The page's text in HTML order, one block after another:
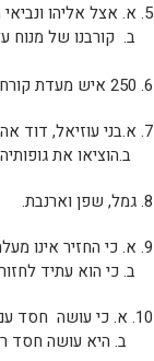
5. א. אצל אליהו ונביאי הבעל (מלכים א', יח)
ב. קורבנו של מנוח
6. 250 איש מעדת קורח שהקטירו אש זרה.(במדבר ט"ז, 38)
7. א.בני עוזיאל, דוד אהרון.
ב.הוציאו את
8. גמל, שפן וארנבת.
9. א. כי החזיר אינו מעלה גרה.
ב. כי הוא עתיד
10. א. כי עושה חסד עם חברותיה ונותנת להם לאכול מהמזון שלה.
ב. היא עושה חסד